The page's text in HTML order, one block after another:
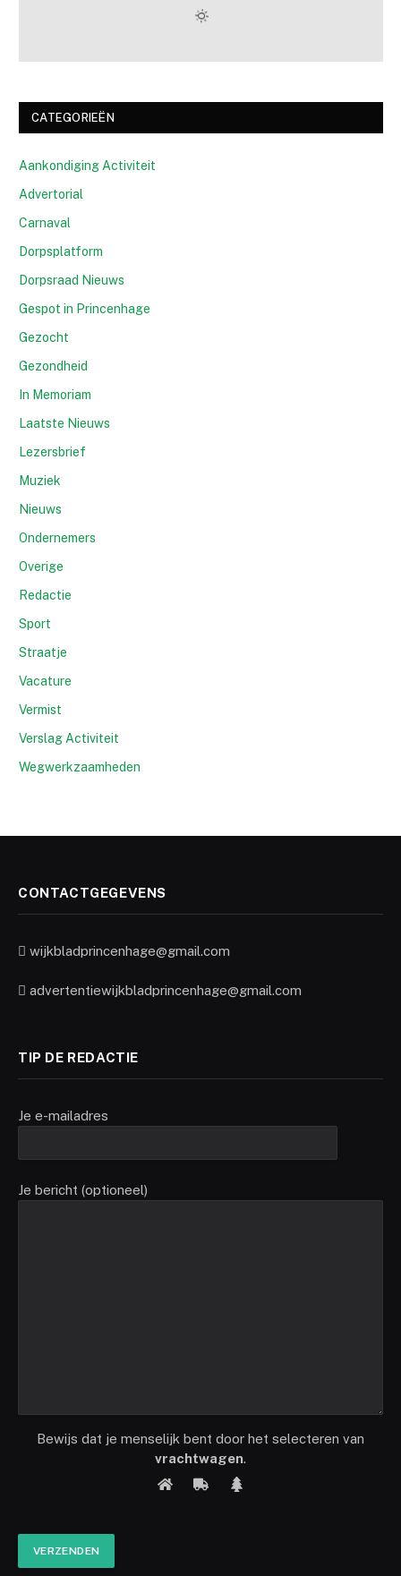
CATEGORIEËN
Aankondiging Activiteit
Advertorial
Carnaval
Dorpsplatform
Dorpsraad Nieuws
Gespot in Princenhage
Gezocht
Gezondheid
In Memoriam
Laatste Nieuws
Lezersbrief
Muziek
Nieuws
Ondernemers
Overige
Redactie
Sport
Straatje
Vacature
Vermist
Verslag Activiteit
Wegwerkzaamheden
CONTACTGEGEVENS
wijkbladprincenhage@gmail.com
advertentiewijkbladprincenhage@gmail.com
TIP DE REDACTIE
Je e-mailadres
Je bericht (optioneel)
Bewijs dat je menselijk bent door het selecteren van
vrachtwagen.